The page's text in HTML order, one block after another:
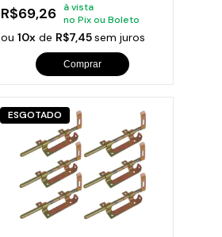
R$69,26
à vista
no Pix ou Boleto
ou10x de R$7,45sem juros
Comprar
ESGOTADO